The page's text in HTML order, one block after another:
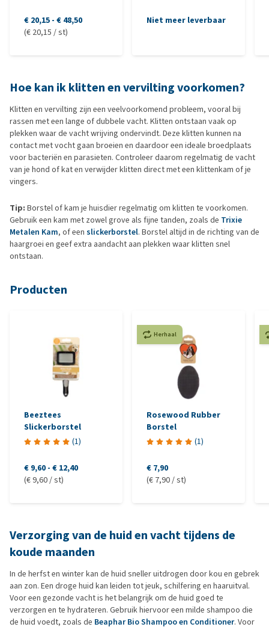
€ 20,15 - € 48,50
(€ 20,15 / st)
Niet meer leverbaar
Hoe kan ik klitten en vervilting voorkomen?
Klitten en vervilting zijn een veelvoorkomend probleem, vooral bij
rassen met een lange of dubbele vacht. Klitten ontstaan vaak op
plekken waar de vacht wrijving ondervindt. Deze klitten kunnen na
contact met vocht gaan broeien en daardoor een ideale broedplaats
voor bacteriën en parasieten. Controleer daarom regelmatig de vacht
van je hond of kat en verwijder klitten direct met een klittenkam of je
vingers.
Tip: Borstel of kam je huisdier regelmatig om klitten te voorkomen.
Gebruik een kam met zowel grove als fijne tanden, zoals de Trixie
Metalen Kam, of een slickerborstel. Borstel altijd in de richting van de
haargroei en geef extra aandacht aan plekken waar klitten snel
ontstaan.
Producten
Beeztees
Slickerborstel
(1)
€ 9,60 - € 12,40
(€ 9,60 / st)
Herhaal
Rosewood Rubber
Borstel
(1)
€ 7,90
(€ 7,90 / st)
Verzorging van de huid en vacht tijdens de
koude maanden
In de herfst en winter kan de huid sneller uitdrogen door kou en gebrek
aan zon. Een droge huid kan leiden tot jeuk, schilfering en haaruitval.
Voor een gezonde vacht is het belangrijk om de huid goed te
verzorgen en te hydrateren. Gebruik hiervoor een milde shampoo die
de huid voedt, zoals de Beaphar Bio Shampoo en Conditioner. Voor